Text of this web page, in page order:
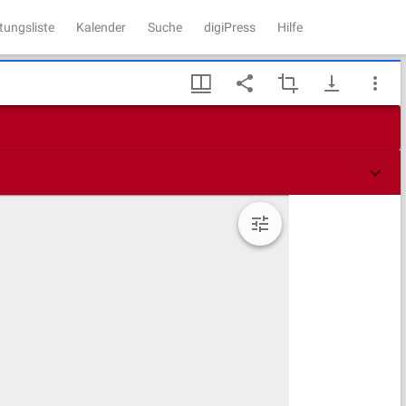
Kalender Suche digiPress Hilfe